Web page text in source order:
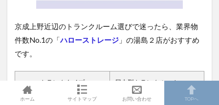
京成上野近辺のトランクルーム選びで迷ったら、業界物
件数No.1の「ハローストレージ 」の湯島２店がおすすめ
です。
トランクタイプ 屋内型トランクルーム
ホーム サイトマップ お問い合わせ TOPへ